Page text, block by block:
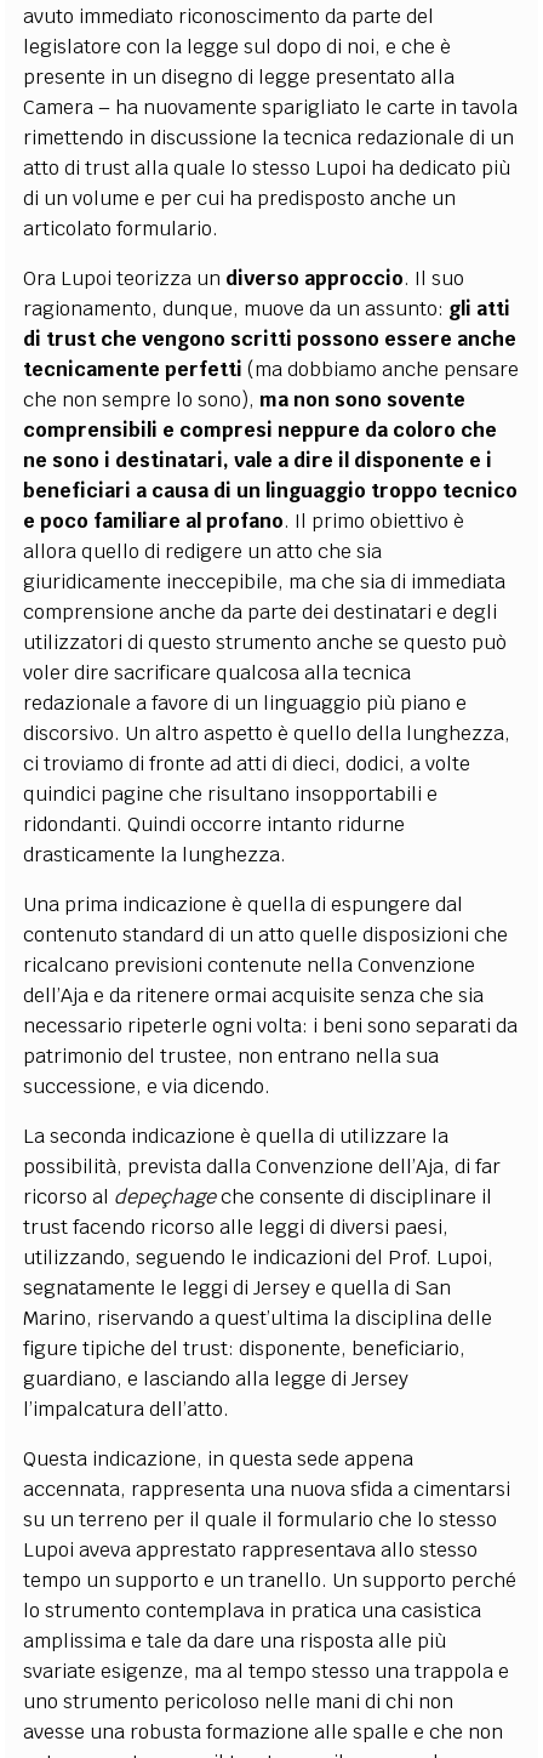
avuto immediato riconoscimento da parte del
legislatore con la legge sul dopo di noi, e che è
presente in un disegno di legge presentato alla
Camera – ha nuovamente sparigliato le carte in tavola
rimettendo in discussione la tecnica redazionale di un
atto di trust alla quale lo stesso Lupoi ha dedicato più
di un volume e per cui ha predisposto anche un
articolato formulario.
Ora Lupoi teorizza un diverso approccio. Il suo
ragionamento, dunque, muove da un assunto: gli atti
di trust che vengono scritti possono essere anche
tecnicamente perfetti (ma dobbiamo anche pensare
che non sempre lo sono), ma non sono sovente
comprensibili e compresi neppure da coloro che
ne sono i destinatari, vale a dire il disponente e i
beneficiari a causa di un linguaggio troppo tecnico
e poco familiare al profano. Il primo obiettivo è
allora quello di redigere un atto che sia
giuridicamente ineccepibile, ma che sia di immediata
comprensione anche da parte dei destinatari e degli
utilizzatori di questo strumento anche se questo può
voler dire sacrificare qualcosa alla tecnica
redazionale a favore di un linguaggio più piano e
discorsivo. Un altro aspetto è quello della lunghezza,
ci troviamo di fronte ad atti di dieci, dodici, a volte
quindici pagine che risultano insopportabili e
ridondanti. Quindi occorre intanto ridurne
drasticamente la lunghezza.
Una prima indicazione è quella di espungere dal
contenuto standard di un atto quelle disposizioni che
ricalcano previsioni contenute nella Convenzione
dell’Aja e da ritenere ormai acquisite senza che sia
necessario ripeterle ogni volta: i beni sono separati da
patrimonio del trustee, non entrano nella sua
successione, e via dicendo.
La seconda indicazione è quella di utilizzare la
possibilità, prevista dalla Convenzione dell’Aja, di far
ricorso al depeçhageche consente di disciplinare il
trust facendo ricorso alle leggi di diversi paesi,
utilizzando, seguendo le indicazioni del Prof. Lupoi,
segnatamente le leggi di Jersey e quella di San
Marino, riservando a quest’ultima la disciplina delle
figure tipiche del trust: disponente, beneficiario,
guardiano, e lasciando alla legge di Jersey
l’impalcatura dell’atto.
Questa indicazione, in questa sede appena
accennata, rappresenta una nuova sfida a cimentarsi
su un terreno per il quale il formulario che lo stesso
Lupoi aveva apprestato rappresentava allo stesso
tempo un supporto e un tranello. Un supporto perché
lo strumento contemplava in pratica una casistica
amplissima e tale da dare una risposta alle più
svariate esigenze, ma al tempo stesso una trappola e
uno strumento pericoloso nelle mani di chi non
avesse una robusta formazione alle spalle e che non